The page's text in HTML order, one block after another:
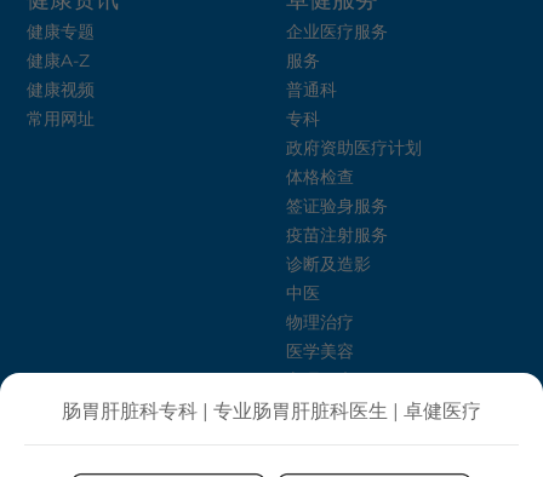
健康专题
健康A-Z
健康视频
常用网址
企业医疗服务
服务
普通科
专科
政府资助医疗计划
体格检查
签证验身服务
疫苗注射服务
诊断及造影
中医
物理治疗
医学美容
心理健康
卓健护理介绍所
肠胃肝脏科专科 | 专业肠胃肝脏科医生 | 卓健医疗